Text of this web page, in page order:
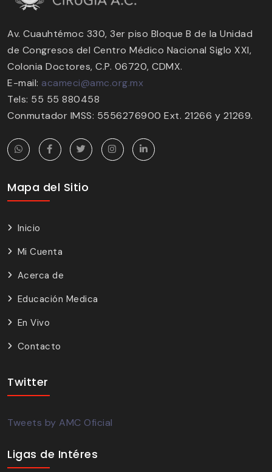
Av. Cuauhtémoc 330, 3er piso Bloque B de la Unidad
de Congresos del Centro Médico Nacional Siglo XXI,
Colonia Doctores, C.P. 06720, CDMX.
E-mail: acameci@amc.org.mx
Tels: 55 55 880458
Conmutador IMSS: 5556276900 Ext. 21266 y 21269.
Mapa del Sitio
Inicio
Mi Cuenta
Acerca de
Educación Medica
En Vivo
Contacto
Twitter
Tweets by AMC Oficial
Ligas de Intéres